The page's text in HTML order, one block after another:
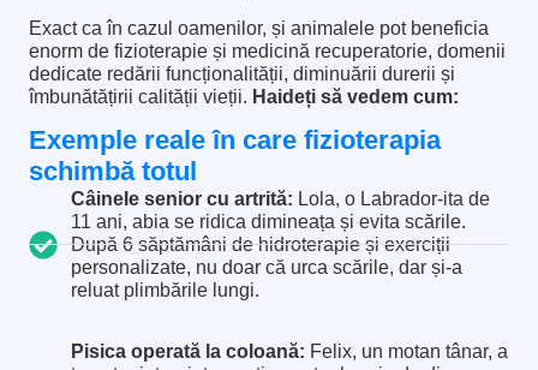
Exact ca în cazul oamenilor, și animalele pot beneficia
enorm de fizioterapie și medicină recuperatorie, domenii
dedicate redării funcționalității, diminuării durerii și
îmbunătățirii calității vieții. Haideți să vedem cum:
Exemple reale în care fizioterapia
schimbă totul
Câinele senior cu artrită: Lola, o Labrador-ita de
11 ani, abia se ridica dimineața și evita scările.
După 6 săptămâni de hidroterapie și exerciții
personalizate, nu doar că urca scările, dar și-a
reluat plimbările lungi.
Pisica operată la coloană: Felix, un motan tânar, a